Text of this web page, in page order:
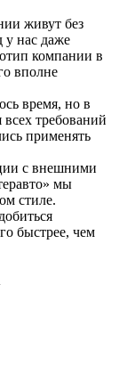
живут без
у нас даже
компании в
вполне
время, но в
требований
применять
с внешними
мы
стиле.
быстрее, чем